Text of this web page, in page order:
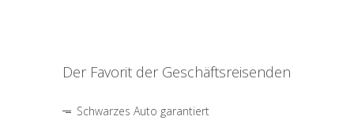
Der Favorit der Geschäftsreisenden
Schwarzes Auto garantiert